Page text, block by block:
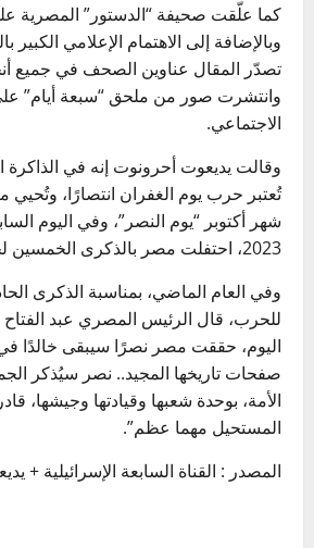
كما علّقت صحيفة “الدستور” المصرية
وبالإضافة إلى الاهتمام الإعلامي
تصدّر المقال عناوين الصحف في جميع
وانتشرت صور من ملحق “سبعة أيام”
الاجتماعي.
وقالت يديعوت أحرونوت إنه في الذاكرة
تُعتبر حرب يوم الغفران انتصارًا،
2023، احتفلت مصر بالذكرى الخمسين لحرب أكتوبر 1973.
وفي العام الماضي، بمناسبة الذكرى
للحرب، قال الرئيس المصري عبد
اليوم، حققت مصر نصرًا سيبقى خالدًا
صفحات تاريخها المجيد.. نصر سيُذكر
الأمة، بوحدة شعبها وقيادتها وجيشها،
المستحيل مهما عظم”.
المصدر : القناة السابعة الإسرائيلية +